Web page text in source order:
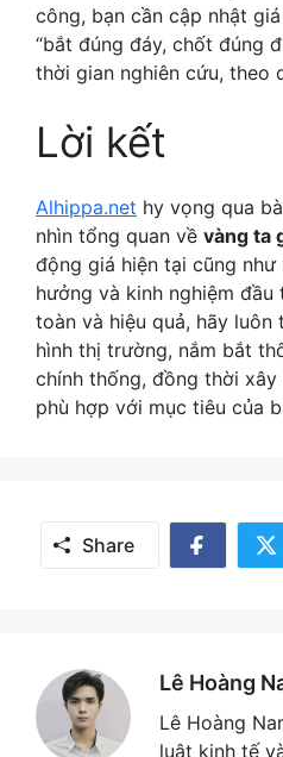
công, bạn cần cập nhật
“bắt đúng đáy, chốt đúng
thời gian nghiên cứu, theo
Lời kết
Alhippa.net hy vọng qua
nhìn tổng quan về vàng ta
động giá hiện tại cũng như
hưởng và kinh nghiệm
toàn và hiệu quả, hãy
hình thị trường, nắm bắt
chính thống, đồng thời
phù hợp với mục tiêu của
Share
Share
Lê Hoàng
Lê Hoàng
luật kinh tế